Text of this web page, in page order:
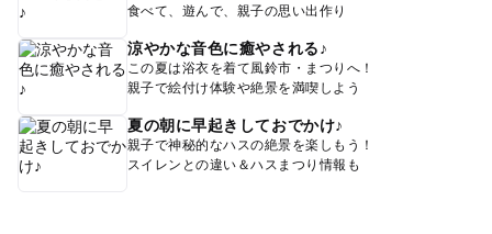
食べて、遊んで、親子の思い出作り
涼やかな音色に癒やされる♪
この夏は浴衣を着て風鈴市・まつりへ！
親子で絵付け体験や絶景を満喫しよう
夏の朝に早起きしておでかけ♪
親子で神秘的なハスの絶景を楽しもう！
スイレンとの違い＆ハスまつり情報も